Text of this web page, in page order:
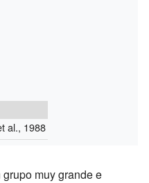
al., 1988
grupo muy grande e